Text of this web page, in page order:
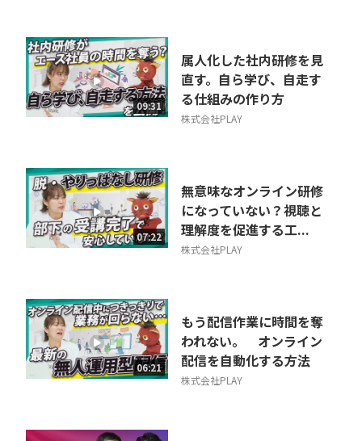
09:31
属人化した社内研修を見
直す。自ら学び、自走す
る仕組みの作り方
株式会社PLAY
07:22
無意味なオンライン研修
になっていない？視聴と
理解度を促進する工...
株式会社PLAY
06:21
もう配信作業に時間を奪
われない。 オンライン
配信を自動化する方法
株式会社PLAY